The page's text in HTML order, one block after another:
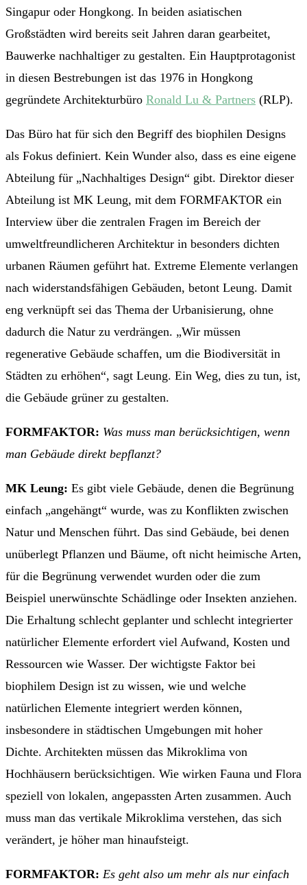
Singapur oder Hongkong. In beiden asiatischen
Großstädten wird bereits seit Jahren daran gearbeitet,
Bauwerke nachhaltiger zu gestalten. Ein Hauptprotagonist
in diesen Bestrebungen ist das 1976 in Hongkong
gegründete Architekturbüro Ronald Lu & Partners (RLP).
Das Büro hat für sich den Begriff des biophilen Designs
als Fokus definiert. Kein Wunder also, dass es eine eigene
Abteilung für „Nachhaltiges Design“ gibt. Direktor dieser
Abteilung ist MK Leung, mit dem FORMFAKTOR ein
Interview über die zentralen Fragen im Bereich der
umweltfreundlicheren Architektur in besonders dichten
urbanen Räumen geführt hat. Extreme Elemente verlangen
nach widerstandsfähigen Gebäuden, betont Leung. Damit
eng verknüpft sei das Thema der Urbanisierung, ohne
dadurch die Natur zu verdrängen. „Wir müssen
regenerative Gebäude schaffen, um die Biodiversität in
Städten zu erhöhen“, sagt Leung. Ein Weg, dies zu tun, ist,
die Gebäude grüner zu gestalten.
FORMFAKTOR: Was muss man berücksichtigen, wenn
man Gebäude direkt bepflanzt?
MK Leung: Es gibt viele Gebäude, denen die Begrünung
einfach „angehängt“ wurde, was zu Konflikten zwischen
Natur und Menschen führt. Das sind Gebäude, bei denen
unüberlegt Pflanzen und Bäume, oft nicht heimische Arten,
für die Begrünung verwendet wurden oder die zum
Beispiel unerwünschte Schädlinge oder Insekten anziehen.
Die Erhaltung schlecht geplanter und schlecht integrierter
natürlicher Elemente erfordert viel Aufwand, Kosten und
Ressourcen wie Wasser. Der wichtigste Faktor bei
biophilem Design ist zu wissen, wie und welche
natürlichen Elemente integriert werden können,
insbesondere in städtischen Umgebungen mit hoher
Dichte. Architekten müssen das Mikroklima von
Hochhäusern berücksichtigen. Wie wirken Fauna und Flora
speziell von lokalen, angepassten Arten zusammen. Auch
muss man das vertikale Mikroklima verstehen, das sich
verändert, je höher man hinaufsteigt.
FORMFAKTOR: Es geht also um mehr als nur einfach